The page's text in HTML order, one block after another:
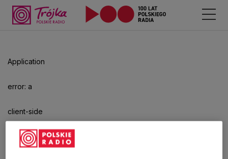
Application
error: a
client-side
exception